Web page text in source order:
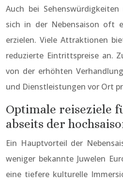
Auch bei
sich in der Nebensaison oft
erzielen. Viele Attraktionen
reduzierte Eintrittspreise an.
von der erhöhten
und Dienstleistungen vor Ort
Optimale reiseziele
abseits der
Ein Hauptvorteil der
weniger bekannte Juwelen
eine tiefere kulturelle